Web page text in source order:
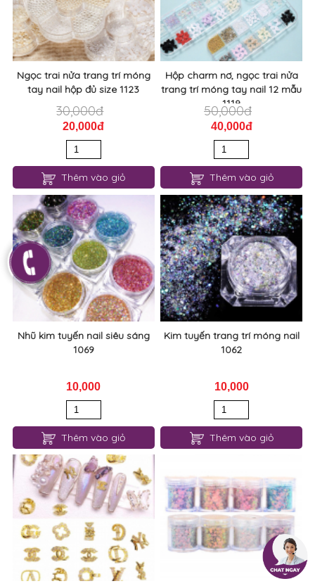
tay nail hộp đủ size 1123
30,000đ
20,000đ
trang trí móng tay nail 12 mẫu
1119
50,000đ
40,000đ
Thêm vào giỏ
Nhũ kim tuyến nail siêu sáng
1069
10,000
Kim tuyến trang trí móng nail
1062
10,000
Đá trang trí móng thương hiệu
cao cấp set 2 hạt 1060
50,000đ
30,000đ
Kim tuyến vảy cá trang trí
móng 1056